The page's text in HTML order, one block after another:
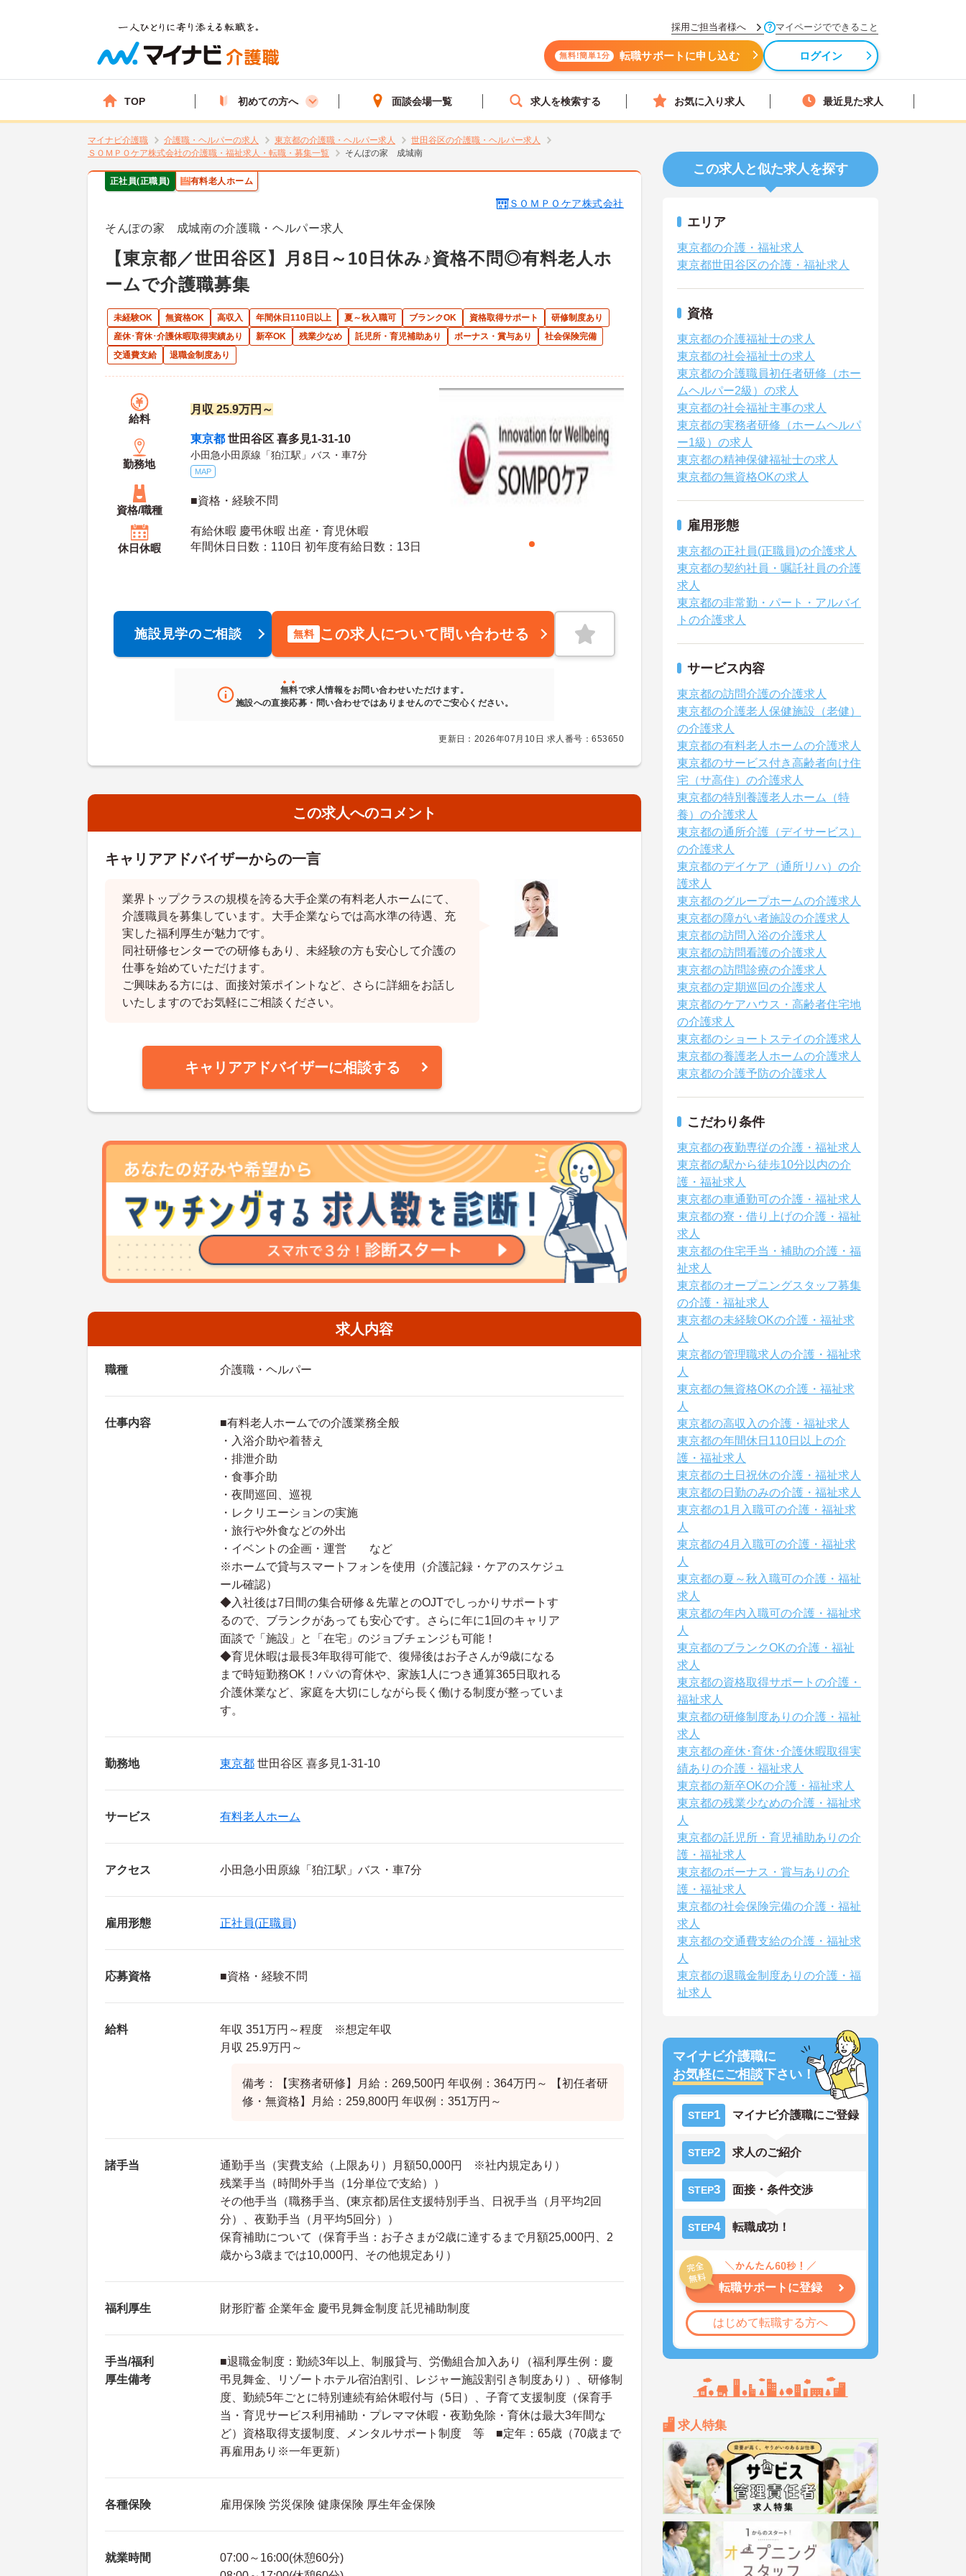
採用ご担当者様へ マイページでできること
無料!簡単1分 転職サポートに申し込む ログイン
TOP 初めての方へ 面談会場一覧 求人を検索する お気に入り求人 最近見た求人
マイナビ介護職 介護職・ヘルパーの求人 東京都の介護職・ヘルパー求人
世田谷区の介護職・ヘルパー求人
ＳＯＭＰＯケア株式会社の介護職・福祉求人・転職・募集一覧
そんぽの家 成城南
正社員(正職員) 有料老人ホーム
ＳＯＭＰＯケア株式会社
そんぽの家 成城南の介護職・ヘルパー求人
【東京都／世田谷区】月8日～10日休み♪資格不問◎有料老人ホ
ームで介護職募集
未経験OK 無資格OK 高収入 年間休日110日以上 夏～秋入職可 ブランクOK 資格取得サポート
研修制度あり
産休･育休･介護休暇取得実績あり
新卒OK 残業少なめ 託児所・育児補助あり ボーナス・賞与あり
社会保険完備
交通費支給
退職金制度あり
給料
月収 25.9万円～
勤務地
東京都 世田谷区 喜多見1-31-10
小田急小田原線「狛江駅」バス・車7分
MAP
資格/職種
■資格・経験不問
休日休暇
有給休暇 慶弔休暇 出産・育児休暇
年間休日日数：110日 初年度有給日数：13日
施設見学のご相談 無料 この求人について問い合わせる
無料で求人情報をお問い合わせいただけます。
施設への直接応募・問い合わせではありませんのでご安心ください。
更新日：2026年07月10日 求人番号：653650
この求人へのコメント
キャリアアドバイザーからの一言
業界トップクラスの規模を誇る大手企業の有料老人ホームにて、
介護職員を募集しています。大手企業ならでは高水準の待遇、充
実した福利厚生が魅力です。
同社研修センターでの研修もあり、未経験の方も安心して介護の
仕事を始めていただけます。
ご興味ある方には、面接対策ポイントなど、さらに詳細をお話し
いたしますのでお気軽にご相談ください。
キャリアアドバイザーに相談する
求人内容
職種 介護職・ヘルパー
仕事内容
■有料老人ホームでの介護業務全般
・入浴介助や着替え
・排泄介助
・食事介助
・夜間巡回、巡視
・レクリエーションの実施
・旅行や外食などの外出
・イベントの企画・運営 など
※ホームで貸与スマートフォンを使用（介護記録・ケアのスケジュ
ール確認）
◆入社後は7日間の集合研修＆先輩とのOJTでしっかりサポートす
るので、ブランクがあっても安心です。さらに年に1回のキャリア
面談で「施設」と「在宅」のジョブチェンジも可能！
◆育児休暇は最長3年取得可能で、復帰後はお子さんが9歳になる
まで時短勤務OK！パパの育休や、家族1人につき通算365日取れる
介護休業など、家庭を大切にしながら長く働ける制度が整っていま
す。
勤務地 東京都 世田谷区 喜多見1-31-10
サービス 有料老人ホーム
アクセス 小田急小田原線「狛江駅」バス・車7分
雇用形態 正社員(正職員)
応募資格 ■資格・経験不問
給料
年収 351万円～程度 ※想定年収
月収 25.9万円～
備考：【実務者研修】月給：269,500円 年収例：364万円～ 【初任者研
修・無資格】月給：259,800円 年収例：351万円～
諸手当
通勤手当（実費支給（上限あり）月額50,000円 ※社内規定あり）
残業手当（時間外手当（1分単位で支給））
その他手当（職務手当、(東京都)居住支援特別手当、日祝手当（月平均2回
分）、夜勤手当（月平均5回分））
保育補助について（保育手当：お子さまが2歳に達するまで月額25,000円、2
歳から3歳までは10,000円、その他規定あり）
福利厚生 財形貯蓄 企業年金 慶弔見舞金制度 託児補助制度
手当/福利
厚生備考
■退職金制度：勤続3年以上、制服貸与、労働組合加入あり（福利厚生例：慶
弔見舞金、リゾートホテル宿泊割引、レジャー施設割引き制度あり）、研修制
度、勤続5年ごとに特別連続有給休暇付与（5日）、子育て支援制度（保育手
当・育児サービス利用補助・プレママ休暇・夜勤免除・育休は最大3年間な
ど）資格取得支援制度、メンタルサポート制度 等 ■定年：65歳（70歳まで
再雇用あり※一年更新）
各種保険 雇用保険 労災保険 健康保険 厚生年金保険
就業時間
07:00～16:00(休憩60分)
この求人と似た求人を探す
エリア
東京都の介護・福祉求人
東京都世田谷区の介護・福祉求人
資格
東京都の介護福祉士の求人
東京都の社会福祉士の求人
東京都の介護職員初任者研修（ホー
ムヘルパー2級）の求人
東京都の社会福祉主事の求人
東京都の実務者研修（ホームヘルパ
ー1級）の求人
東京都の精神保健福祉士の求人
東京都の無資格OKの求人
雇用形態
東京都の正社員(正職員)の介護求人
東京都の契約社員・嘱託社員の介護
求人
東京都の非常勤・パート・アルバイ
トの介護求人
サービス内容
東京都の訪問介護の介護求人
東京都の介護老人保健施設（老健）
の介護求人
東京都の有料老人ホームの介護求人
東京都のサービス付き高齢者向け住
宅（サ高住）の介護求人
東京都の特別養護老人ホーム（特
養）の介護求人
東京都の通所介護（デイサービス）
の介護求人
東京都のデイケア（通所リハ）の介
護求人
東京都のグループホームの介護求人
東京都の障がい者施設の介護求人
東京都の訪問入浴の介護求人
東京都の訪問看護の介護求人
東京都の訪問診療の介護求人
東京都の定期巡回の介護求人
東京都のケアハウス・高齢者住宅地
の介護求人
東京都のショートステイの介護求人
東京都の養護老人ホームの介護求人
東京都の介護予防の介護求人
こだわり条件
東京都の夜勤専従の介護・福祉求人
東京都の駅から徒歩10分以内の介
護・福祉求人
東京都の車通勤可の介護・福祉求人
東京都の寮・借り上げの介護・福祉
求人
東京都の住宅手当・補助の介護・福
祉求人
東京都のオープニングスタッフ募集
の介護・福祉求人
東京都の未経験OKの介護・福祉求
人
東京都の管理職求人の介護・福祉求
人
東京都の無資格OKの介護・福祉求
人
東京都の高収入の介護・福祉求人
東京都の年間休日110日以上の介
護・福祉求人
東京都の土日祝休の介護・福祉求人
東京都の日勤のみの介護・福祉求人
東京都の1月入職可の介護・福祉求
人
東京都の4月入職可の介護・福祉求
人
東京都の夏～秋入職可の介護・福祉
求人
東京都の年内入職可の介護・福祉求
人
東京都のブランクOKの介護・福祉
求人
東京都の資格取得サポートの介護・
福祉求人
東京都の研修制度ありの介護・福祉
求人
東京都の産休･育休･介護休暇取得実
績ありの介護・福祉求人
東京都の新卒OKの介護・福祉求人
東京都の残業少なめの介護・福祉求
人
東京都の託児所・育児補助ありの介
護・福祉求人
東京都のボーナス・賞与ありの介
護・福祉求人
東京都の社会保険完備の介護・福祉
求人
東京都の交通費支給の介護・福祉求
人
東京都の退職金制度ありの介護・福
祉求人
マイナビ介護職に
お気軽にご相談下さい！
STEP1 マイナビ介護職にご登録
STEP2 求人のご紹介
STEP3 面接・条件交渉
STEP4 転職成功！
転職サポートに登録
はじめて転職する方へ
求人特集